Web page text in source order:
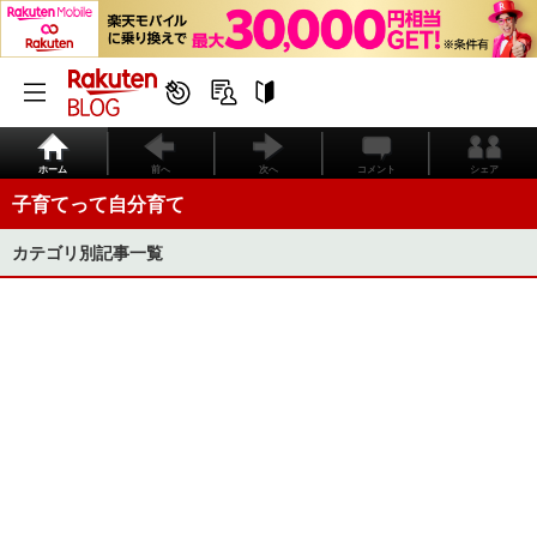
ホーム 前へ 次へ コメント シェア
子育てって自分育て
カテゴリ別記事一覧